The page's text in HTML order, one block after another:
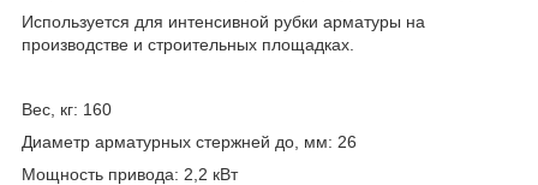
Используется для интенсивной рубки арматуры на
производстве и строительных площадках.
Вес, кг: 160
Диаметр арматурных стержней до, мм: 26
Мощность привода: 2,2 кВт